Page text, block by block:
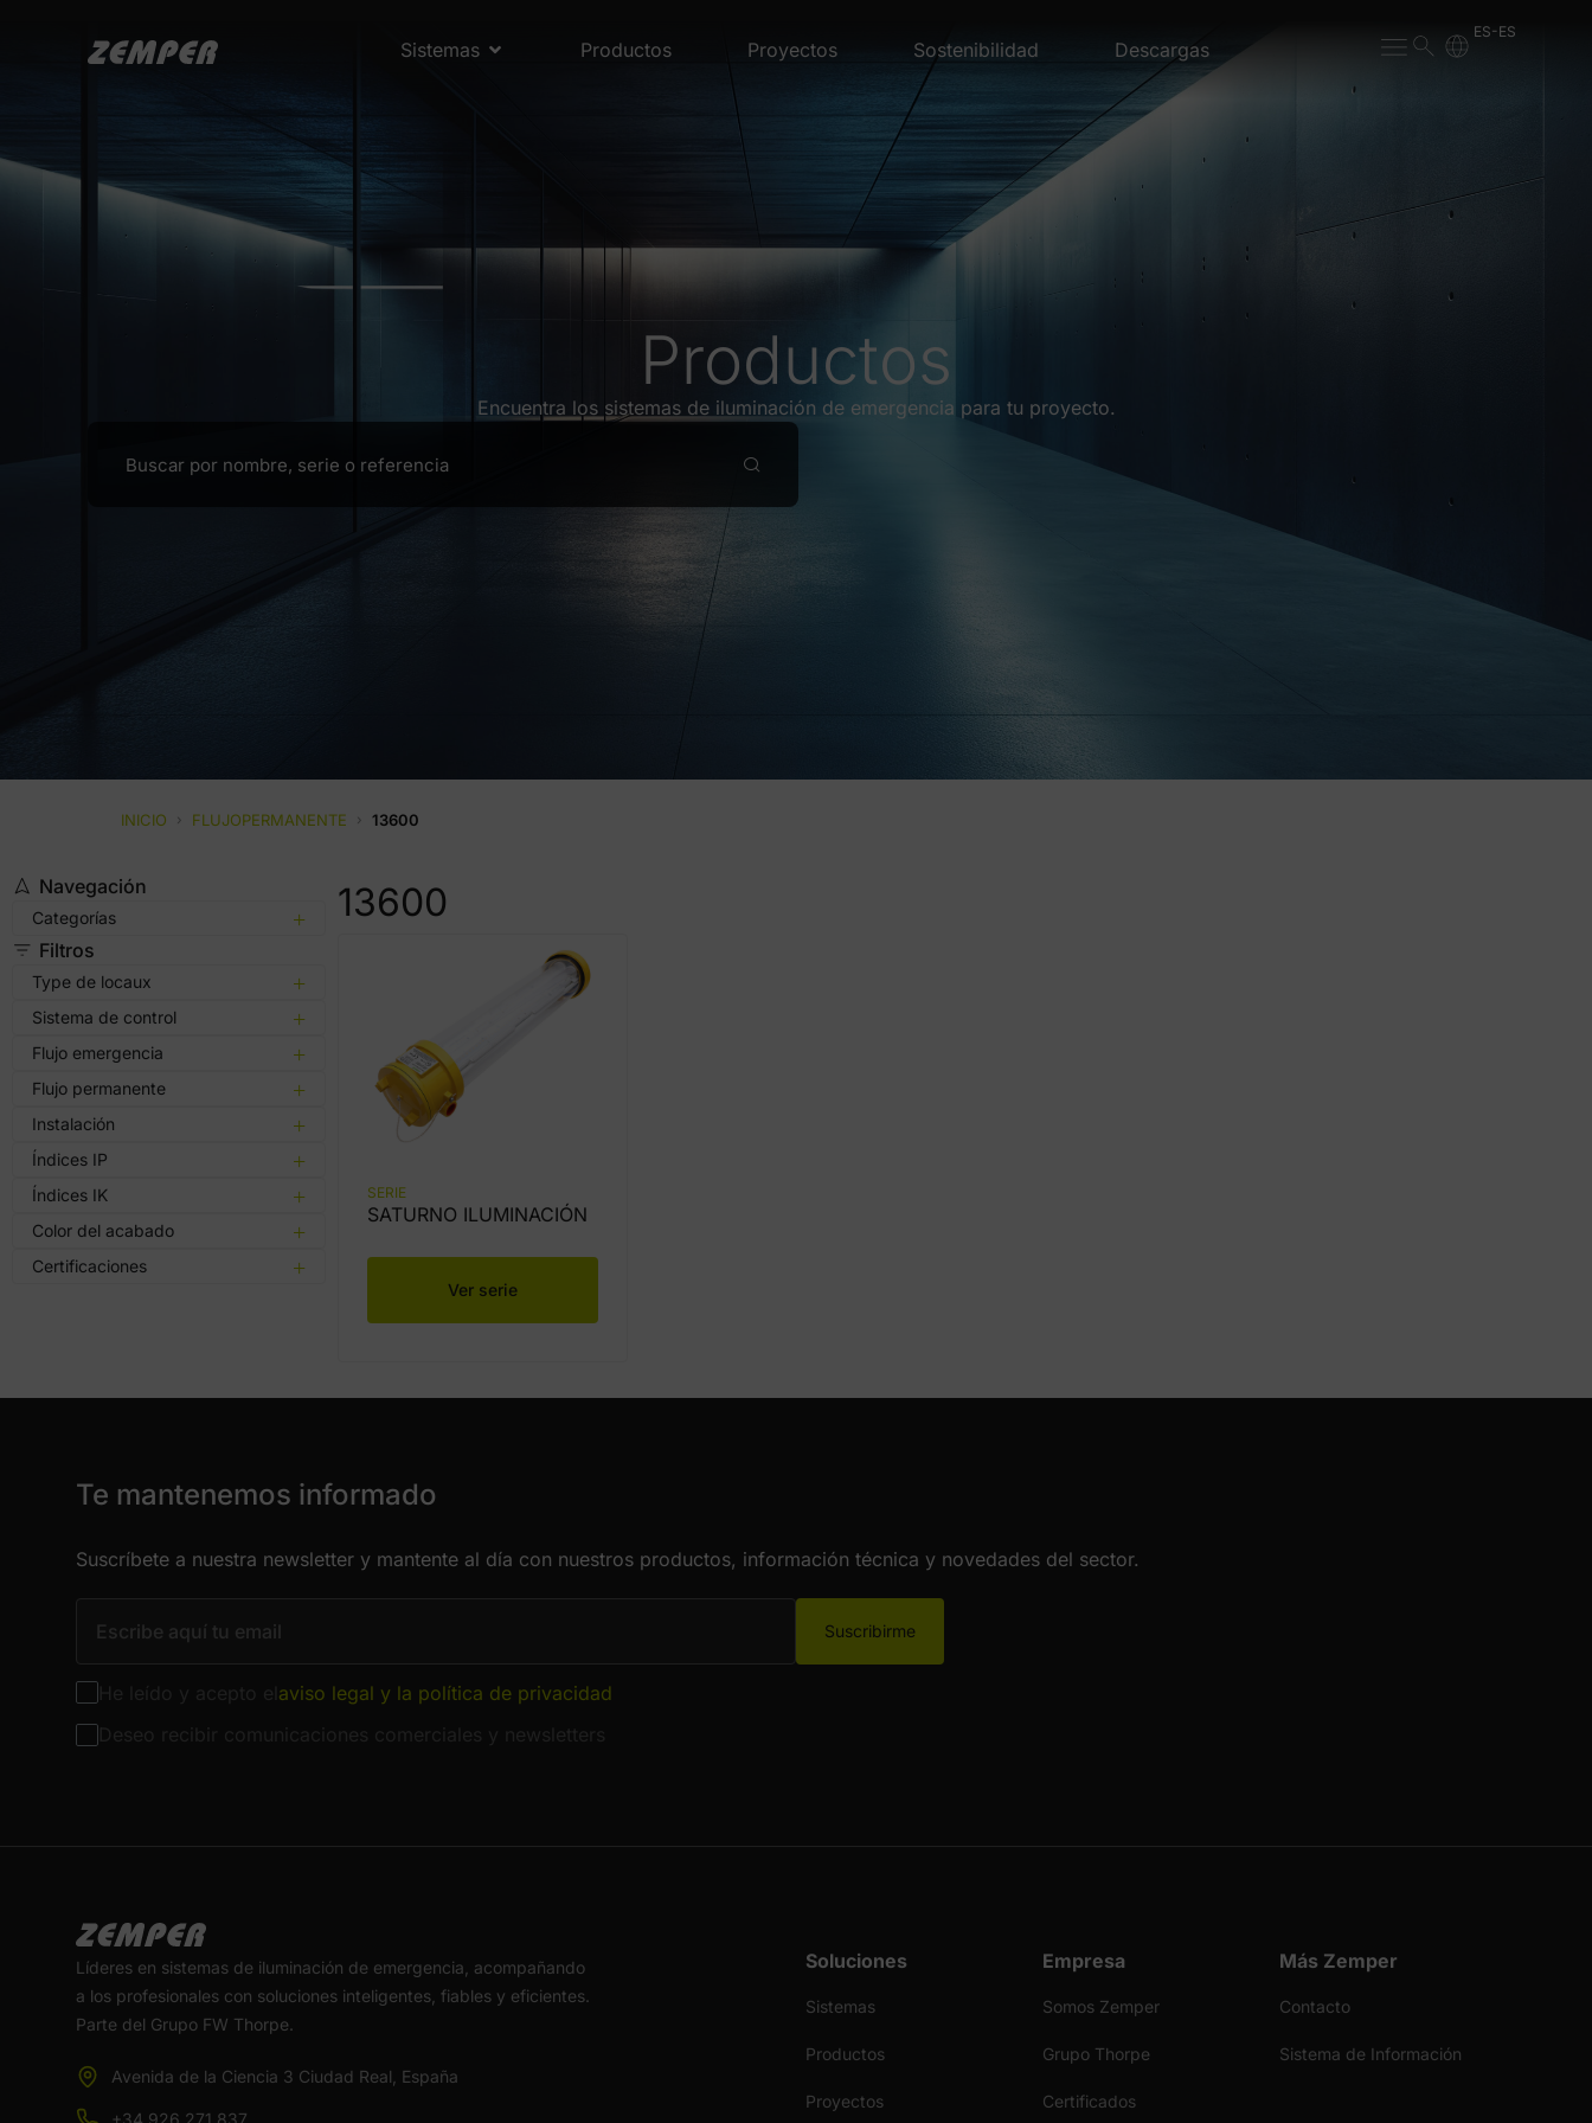
Sistemas Productos Proyectos Sostenibilidad Descargas
ES-ES
Productos
Encuentra los sistemas de iluminación de emergencia para tu proyecto.
INICIO › FLUJOPERMANENTE › 13600
Navegación
Categorías
Filtros
Type de locaux
Sistema de control
Flujo emergencia
Flujo permanente
Instalación
Índices IP
Índices IK
Color del acabado
Certificaciones
13600
SERIE
SATURNO ILUMINACIÓN
Ver serie
Te mantenemos informado
Suscríbete a nuestra newsletter y mantente al día con nuestros productos, información técnica y novedades del sector.
Suscribirme
aviso legal y la política de privacidad
Líderes en sistemas de iluminación de emergencia, acompañando
a los profesionales con soluciones inteligentes, fiables y eficientes.
Parte del Grupo FW Thorpe.
Avenida de la Ciencia 3 Ciudad Real, España
Soluciones
Sistemas
Productos
Proyectos
Empresa
Somos Zemper
Grupo Thorpe
Certificados
Más Zemper
Contacto
Sistema de Información